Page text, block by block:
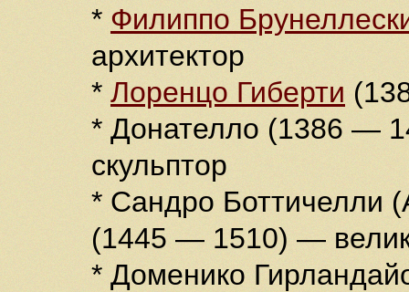
* Филиппо
архитектор
* Лоренцо Гиберти
* Донателло (1386 —
скульптор
* Сандро Боттичелли
(1445 — 1510) —
* Доменико